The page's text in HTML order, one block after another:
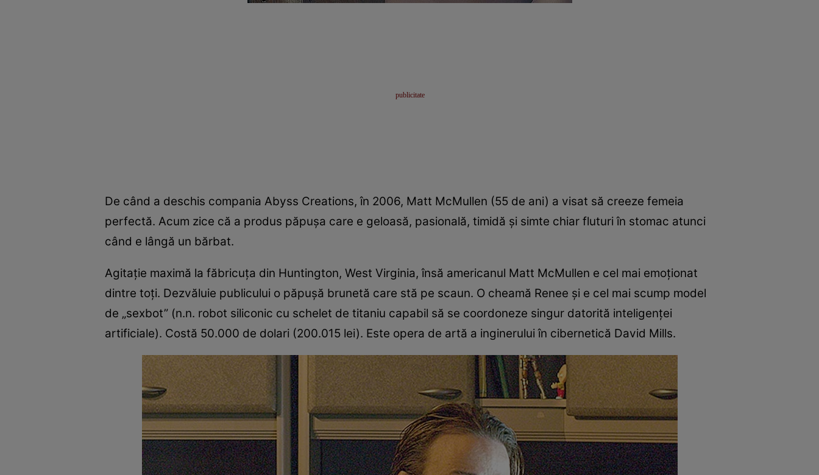
De când a deschis compania Abyss Creations, în 2006, Matt McMullen (55 de ani) a visat să creeze femeia
perfectă. Acum zice că a produs păpuşa care e geloasă, pasională, timidă şi simte chiar fluturi în stomac atunci
când e lângă un bărbat.
Agitaţie maximă la făbricuţa din Huntington, West Virginia, însă americanul Matt McMullen e cel mai emoţionat
dintre toţi. Dezvăluie publicului o păpuşă brunetă care stă pe scaun. O cheamă Renee şi e cel mai scump model
de „sexbot” (n.n. robot siliconic cu schelet de titaniu capabil să se coordoneze singur datorită inteligenţei
artificiale). Costă 50.000 de dolari (200.015 lei). Este opera de artă a inginerului în cibernetică David Mills.